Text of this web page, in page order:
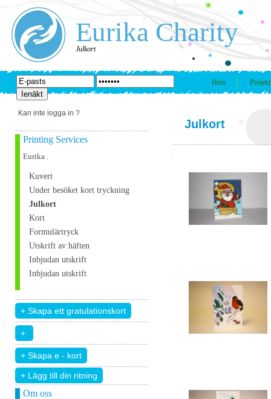
Eurika Charity
Julkort
Hem Projekt
Kan inte logga in ?
Printing Services
Eurika .
Kuvert
Under besöket kort tryckning
Julkort
Kort
Formulärtryck
Utskrift av häften
Inbjudan utskrift
Inbjudan utskrift
+ Lägg till din ritning
Om oss
Julkort